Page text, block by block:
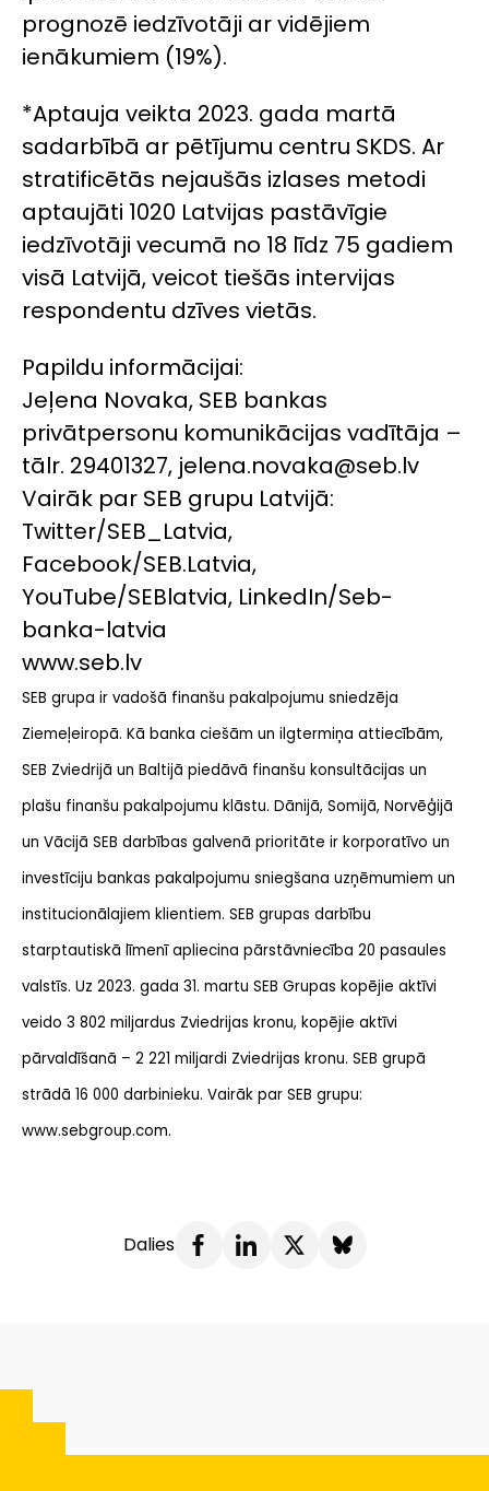
prognozē iedzīvotāji ar vidējiem
ienākumiem (19%).
*Aptauja veikta 2023. gada martā
sadarbībā ar pētījumu centru SKDS. Ar
stratificētās nejaušās izlases metodi
aptaujāti 1020 Latvijas pastāvīgie
iedzīvotāji vecumā no 18 līdz 75 gadiem
visā Latvijā, veicot tiešās intervijas
respondentu dzīves vietās.
Papildu informācijai:
Jeļena Novaka, SEB bankas
privātpersonu komunikācijas vadītāja –
tālr. 29401327, jelena.novaka@seb.lv
Vairāk par SEB grupu Latvijā:
Twitter/SEB_Latvia,
Facebook/SEB.Latvia,
YouTube/SEBlatvia, LinkedIn/Seb-
banka-latvia
www.seb.lv
SEB grupa ir vadošā finanšu pakalpojumu sniedzēja
Ziemeļeiropā. Kā banka ciešām un ilgtermiņa attiecībām,
SEB Zviedrijā un Baltijā piedāvā finanšu konsultācijas un
plašu finanšu pakalpojumu klāstu. Dānijā, Somijā, Norvēģijā
un Vācijā SEB darbības galvenā prioritāte ir korporatīvo un
investīciju bankas pakalpojumu sniegšana uzņēmumiem un
institucionālajiem klientiem. SEB grupas darbību
starptautiskā līmenī apliecina pārstāvniecība 20 pasaules
valstīs. Uz 2023. gada 31. martu SEB Grupas kopējie aktīvi
veido 3 802 miljardus Zviedrijas kronu, kopējie aktīvi
pārvaldīšanā – 2 221 miljardi Zviedrijas kronu. SEB grupā
strādā 16 000 darbinieku. Vairāk par SEB grupu:
www.sebgroup.com.
Dalies